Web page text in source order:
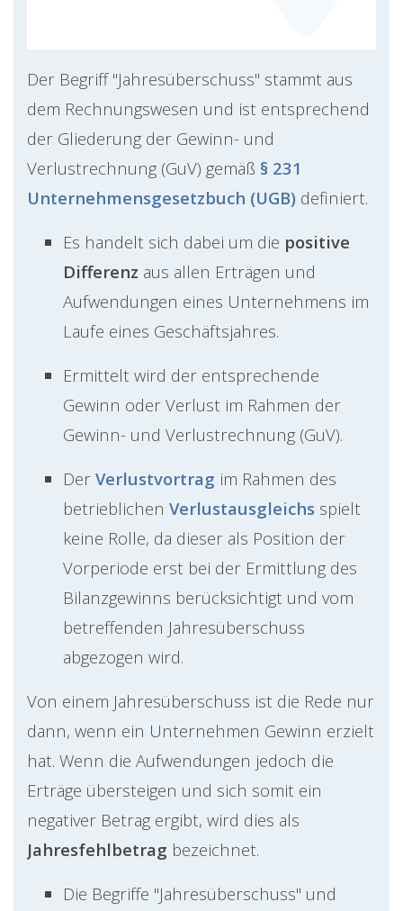
Der Begriff "Jahresüberschuss" stammt aus
dem Rechnungswesen und ist entsprechend
der Gliederung der Gewinn- und
Verlustrechnung (GuV) gemäß § 231
Unternehmensgesetzbuch (UGB) definiert.
Es handelt sich dabei um die positive
Differenz aus allen Erträgen und
Aufwendungen eines Unternehmens im
Laufe eines Geschäftsjahres.
Ermittelt wird der entsprechende
Gewinn oder Verlust im Rahmen der
Gewinn- und Verlustrechnung (GuV).
Der Verlustvortrag im Rahmen des
betrieblichen Verlustausgleichs spielt
keine Rolle, da dieser als Position der
Vorperiode erst bei der Ermittlung des
Bilanzgewinns berücksichtigt und vom
betreffenden Jahresüberschuss
abgezogen wird.
Von einem Jahresüberschuss ist die Rede nur
dann, wenn ein Unternehmen Gewinn erzielt
hat. Wenn die Aufwendungen jedoch die
Erträge übersteigen und sich somit ein
negativer Betrag ergibt, wird dies als
Jahresfehlbetrag bezeichnet.
Die Begriffe "Jahresüberschuss" und